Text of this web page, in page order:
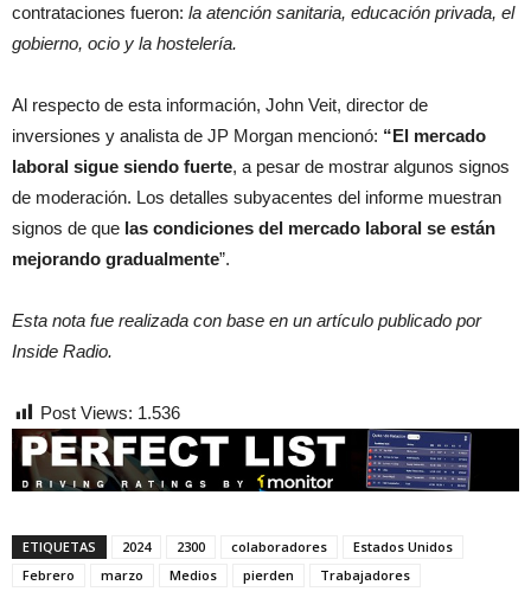
contrataciones fueron: la atención sanitaria, educación privada, el
gobierno, ocio y la hostelería.
Al respecto de esta información, John Veit, director de
inversiones y analista de JP Morgan mencionó: “El mercado
laboral sigue siendo fuerte, a pesar de mostrar algunos signos
de moderación. Los detalles subyacentes del informe muestran
signos de que las condiciones del mercado laboral se están
mejorando gradualmente”.
Esta nota fue realizada con base en un artículo publicado por
Inside Radio.
Post Views: 1.536
ETIQUETAS 2024 2300 colaboradores
Estados Unidos
Febrero
marzo Medios pierden Trabajadores